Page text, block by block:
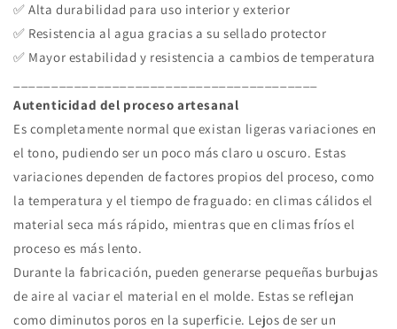
✅ Alta durabilidad para uso interior y exterior
✅ Resistencia al agua gracias a su sellado protector
✅ Mayor estabilidad y resistencia a cambios de temperatura
Autenticidad del proceso artesanal
Es completamente normal que existan ligeras variaciones en
el tono, pudiendo ser un poco más claro u oscuro. Estas
variaciones dependen de factores propios del proceso, como
la temperatura y el tiempo de fraguado: en climas cálidos el
material seca más rápido, mientras que en climas fríos el
proceso es más lento.
Durante la fabricación, pueden generarse pequeñas burbujas
de aire al vaciar el material en el molde. Estas se reflejan
como diminutos poros en la superficie. Lejos de ser un